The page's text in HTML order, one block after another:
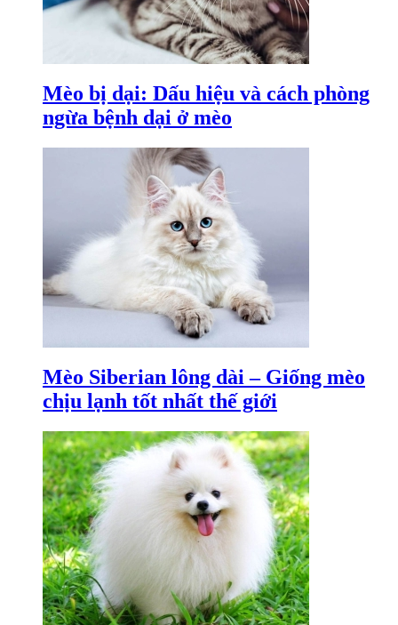
Mèo bị dại: Dấu hiệu và cách phòng
ngừa bệnh dại ở mèo
Mèo Siberian lông dài – Giống mèo
chịu lạnh tốt nhất thế giới